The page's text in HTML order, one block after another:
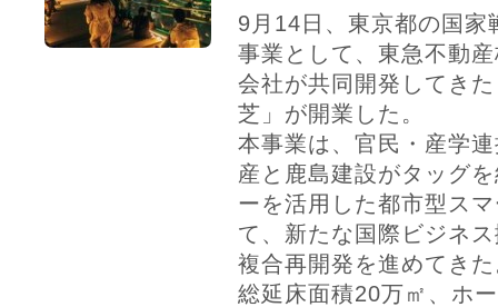
9月14日、東京都の国
事業として、東急不動
会社が共同開発してき
芝」が開業した。
本事業は、官民・産学
産と鹿島建設がタッグ
ーを活用した都市型ス
て、新たな国際ビジネ
複合再開発を進めてき
総延床面積20万㎡、ホ